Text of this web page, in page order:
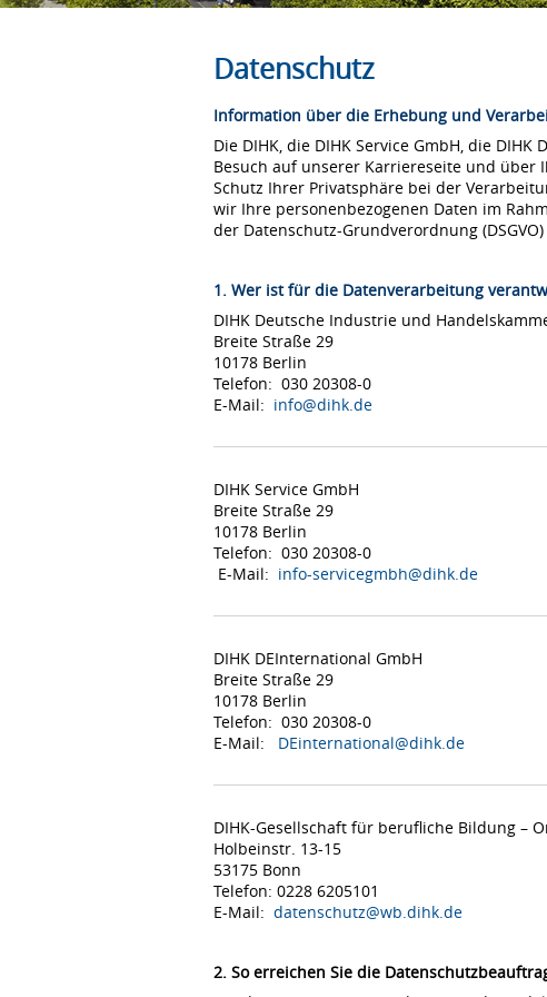
Datenschutz
Information über die Erhebung und
Die DIHK, die DIHK Service GmbH, die
Besuch auf unserer Karriereseite und über
Schutz Ihrer Privatsphäre bei der
wir Ihre personenbezogenen Daten im
der Datenschutz-Grundverordnung
1. Wer ist für die Datenverarbeitung
DIHK Deutsche Industrie und
Breite Straße 29
10178 Berlin
Telefon: 030 20308-0
E-Mail: info@dihk.de
DIHK Service GmbH
Breite Straße 29
10178 Berlin
Telefon: 030 20308-0
E-Mail: info-servicegmbh@dihk.de
DIHK DEInternational GmbH
Breite Straße 29
10178 Berlin
Telefon: 030 20308-0
E-Mail: DEinternational@dihk.de
DIHK-Gesellschaft für berufliche Bildung –
Holbeinstr. 13-15
53175 Bonn
Telefon: 0228 6205101
E-Mail: datenschutz@wb.dihk.de
2. So erreichen Sie die